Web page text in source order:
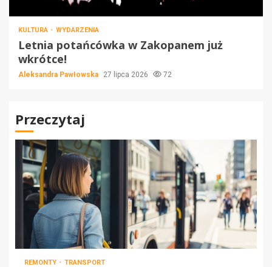
KULTURA WYDARZENIA
Letnia potańcówka w Zakopanem już
wkrótce!
Aleksandra Pawłowska 27 lipca 2026 72
Przeczytaj
REMONTY TRANSPORT